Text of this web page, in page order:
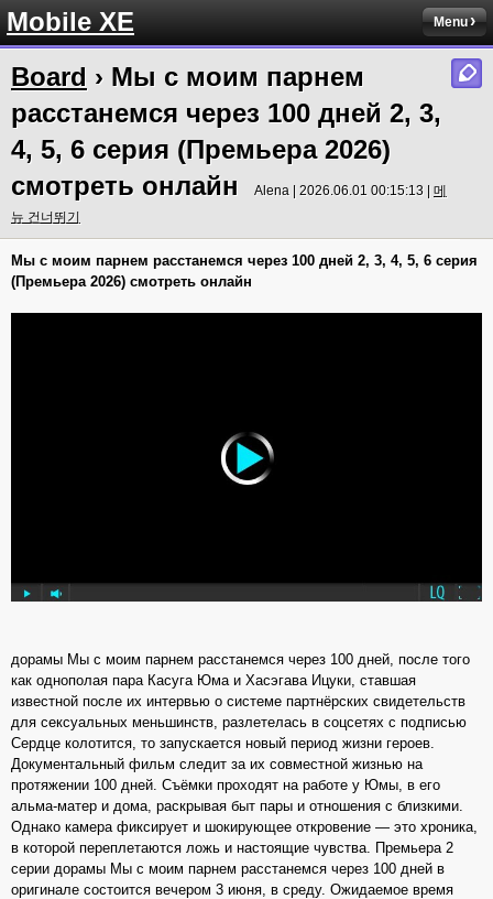
Mobile XE Menu
Board › Мы с моим парнем
расстанемся через 100 дней 2, 3,
4, 5, 6 серия (Премьера 2026)
смотреть онлайн
Alena | 2026.06.01 00:15:13 | 메
뉴 건너뛰기
Мы с моим парнем расстанемся через 100 дней 2, 3, 4, 5, 6 серия
(Премьера 2026) смотреть онлайн
дорамы Мы с моим парнем расстанемся через 100 дней, после того
как однополая пара Касуга Юма и Хасэгава Ицуки, ставшая
известной после их интервью о системе партнёрских свидетельств
для сексуальных меньшинств, разлетелась в соцсетях с подписью
Сердце колотится, то запускается новый период жизни героев.
Документальный фильм следит за их совместной жизнью на
протяжении 100 дней. Съёмки проходят на работе у Юмы, в его
альма-матер и дома, раскрывая быт пары и отношения с близкими.
Однако камера фиксирует и шокирующее откровение — это хроника,
в которой переплетаются ложь и настоящие чувства. Премьера 2
серии дорамы Мы с моим парнем расстанемся через 100 дней в
оригинале состоится вечером 3 июня, в среду. Ожидаемое время